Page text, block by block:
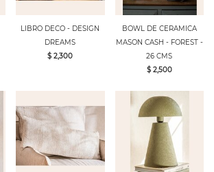
LIBRO DECO - DESIGN
DREAMS
$ 2,300
BOWL DE CERAMICA
MASON CASH - FOREST -
26 CMS
$ 2,500